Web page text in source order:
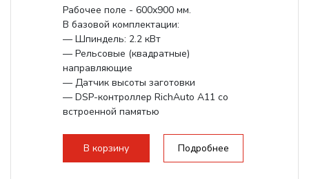
Рабочее поле - 600х900 мм.
В базовой комплектации:
— Шпиндель: 2.2 кВт
— Рельсовые (квадратные)
направляющие
— Датчик высоты заготовки
— DSP-контроллер RichAuto A11 со
встроенной памятью
Увеличение хода по...
В корзину Подробнее